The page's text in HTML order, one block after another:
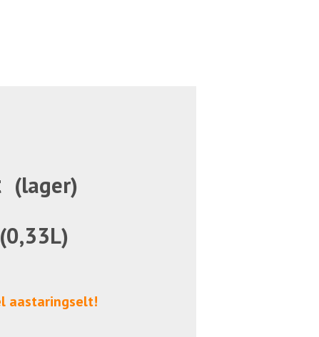
(lager)
aastaringselt!